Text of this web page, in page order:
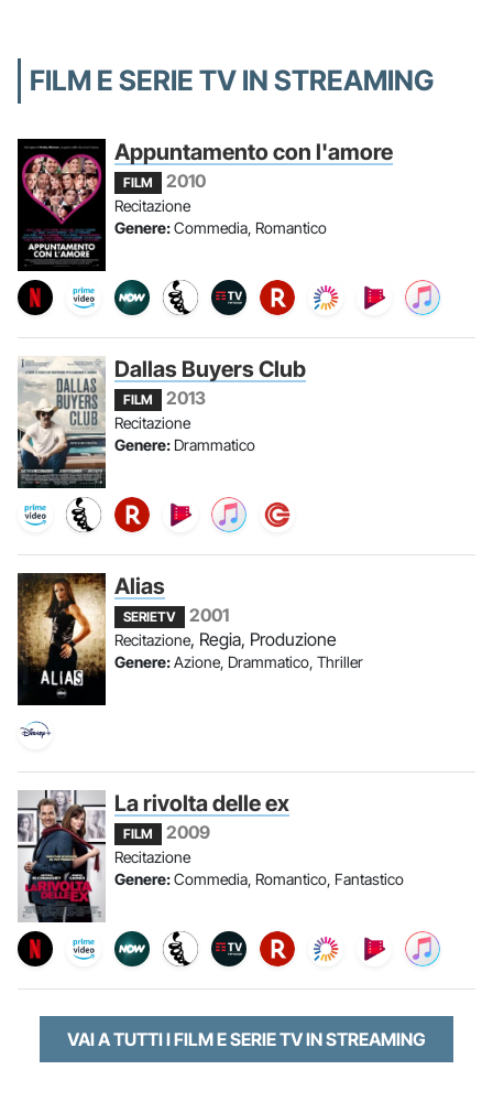
FILM E SERIE TV IN STREAMING
Appuntamento con l'amore
FILM 2010
Recitazione
Genere:Commedia, Romantico
Dallas Buyers Club
FILM 2013
Recitazione
Genere: Drammatico
Alias
SERIETV 2001
Recitazione, Regia, Produzione
Genere:Azione, Drammatico, Thriller
La rivolta delle ex
FILM 2009
Recitazione
Genere:Commedia, Romantico, Fantastico
VAI A TUTTI I FILM E SERIE TV IN STREAMING